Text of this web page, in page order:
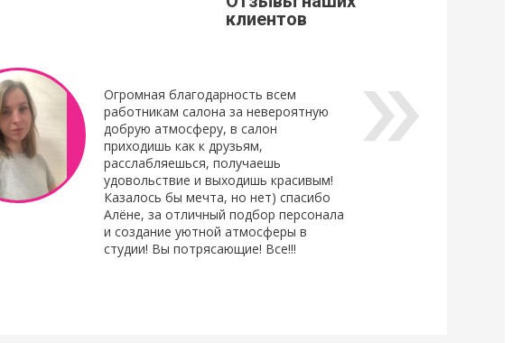
клиентов
Огромная благодарность всем
работникам салона за невероятную
добрую атмосферу, в салон
приходишь как к друзьям,
расслабляешься, получаешь
удовольствие и выходишь красивым!
Казалось бы мечта, но нет) спасибо
Алёне, за отличный подбор персонала
и создание уютной атмосферы в
студии! Вы потрясающие! Все!!!